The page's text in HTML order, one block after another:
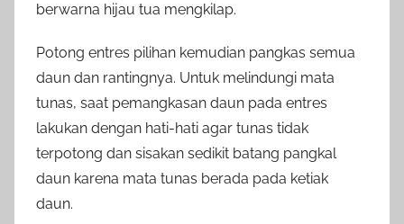
berwarna hijau tua mengkilap.
Potong entres pilihan kemudian pangkas semua
daun dan rantingnya. Untuk melindungi mata
tunas, saat pemangkasan daun pada entres
lakukan dengan hati-hati agar tunas tidak
terpotong dan sisakan sedikit batang pangkal
daun karena mata tunas berada pada ketiak
daun.